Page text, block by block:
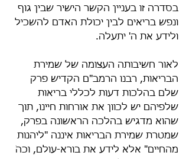
בסדרה זו בעניין הקשר הישיר שבין גוף
ונפש בריאים לבין יכולת האדם להשכיל
ולידע את ה' יתעלה.
לאור חשיבותה העצומה של שמירת
הבריאות, רבנו הרמב"ם הקדיש פרק
שלם בהלכות דעות לכללי בריאות
שלפיהם יש לכוון את אורחות חיינו, תוך
שהוא מדגיש בהלכה הראשונה בפרק,
שמטרת שמירת הבריאות איננה "ליהנות
מהחיים" אלא לידע את בורא-עולם, וכהֹ